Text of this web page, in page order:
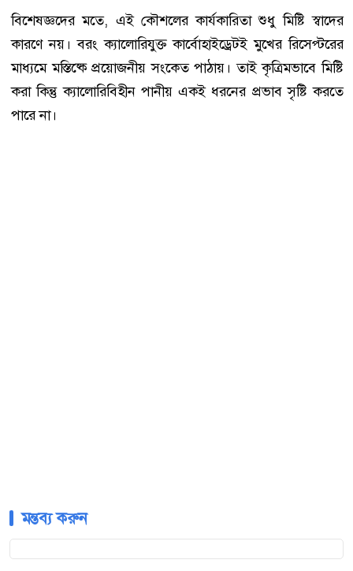
বিশেষজ্ঞদের মতে, এই কৌশলের কার্যকারিতা শুধু মিষ্টি স্বাদের
কারণে নয়। বরং ক্যালোরিযুক্ত কার্বোহাইড্রেটই মুখের রিসেপ্টরের
মাধ্যমে মস্তিষ্কে প্রয়োজনীয় সংকেত পাঠায়। তাই কৃত্রিমভাবে মিষ্টি
করা কিন্তু ক্যালোরিবিহীন পানীয় একই ধরনের প্রভাব সৃষ্টি করতে
পারে না।
মন্তব্য করুন